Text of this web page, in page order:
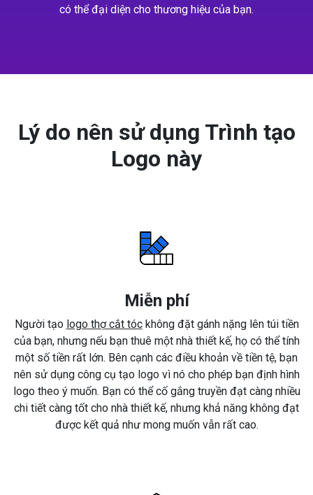
có thể đại diện cho thương hiệu của bạn.
Lý do nên sử dụng Trình tạo
Logo này
Miễn phí
Người tạo logo thợ cắt tóckhông đặt gánh nặng lên túi tiền
của bạn, nhưng nếu bạn thuê một nhà thiết kế, họ có thể tính
một số tiền rất lớn. Bên cạnh các điều khoản về tiền tệ, bạn
nên sử dụng công cụ tạo logo vì nó cho phép bạn định hình
logo theo ý muốn. Bạn có thể cố gắng truyền đạt càng nhiều
chi tiết càng tốt cho nhà thiết kế, nhưng khả năng không đạt
được kết quả như mong muốn vẫn rất cao.